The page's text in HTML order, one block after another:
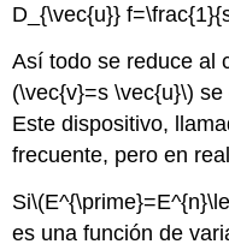
D_{\vec{u}}
Así todo se reduce al
(\vec{v}=s \vec{u}\) se
Este dispositivo,
frecuente, pero en
Si
es una función de